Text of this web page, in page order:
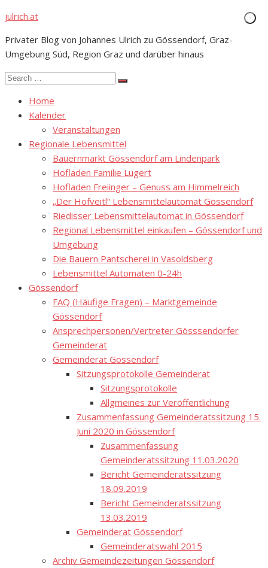
Skip
content
julrich.at
Privater Blog von Johannes Ulrich zu Gössendorf, Graz-
Umgebung Süd, Region Graz und darüber hinaus
Search
Search
Home
Kalender
Veranstaltungen
Regionale Lebensmittel
Bauernmarkt Gössendorf am Lindenpark
Hofladen Familie Lugert
Hofladen Freiinger – Genuss am Himmelreich
„Der Hofveitl“ Lebensmittelautomat Gössendorf
Riedisser Lebensmittelautomat in Gössendorf
Regional Lebensmittel einkaufen – Gössendorf und
Umgebung
Die Bauern Pantscherei in Vasoldsberg
Lebensmittel Automaten 0-24h
Gössendorf
FAQ (Häufige Fragen) – Marktgemeinde
Gössendorf
Ansprechpersonen/Vertreter Gösssendorfer
Gemeinderat
Gemeinderat Gössendorf
Sitzungsprotokolle Gemeinderat
Sitzungsprotokolle
Allgmeines zur Veröffentlichung
Zusammenfassung Gemeinderatssitzung 15.
Juni 2020 in Gössendorf
Zusammenfassung
Gemeinderatssitzung 11.03.2020
Bericht Gemeinderatssitzung
18.09.2019
Bericht Gemeinderatssitzung
13.03.2019
Gemeinderat Gössendorf
Gemeinderatswahl 2015
Archiv Gemeindezeitungen Gössendorf